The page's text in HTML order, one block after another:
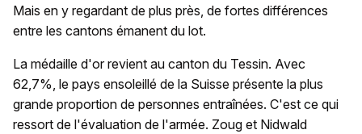
Mais en y regardant de plus près, de fortes différences
entre les cantons émanent du lot.
La médaille d'or revient au canton du Tessin. Avec
62,7%, le pays ensoleillé de la Suisse présente la plus
grande proportion de personnes entraînées. C'est ce qui
ressort de l'évaluation de l'armée. Zoug et Nidwald